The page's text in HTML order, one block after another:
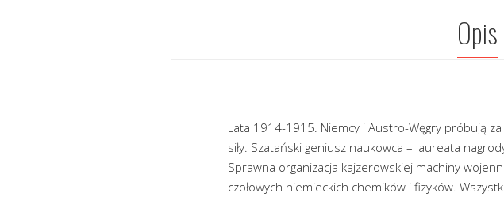
Opis
Lata 1914-1915. Niemcy i Austro-Węgry próbują
siły. Szatański geniusz naukowca – laureata
Sprawna organizacja kajzerowskiej machiny
czołowych niemieckich chemików i fizyków.